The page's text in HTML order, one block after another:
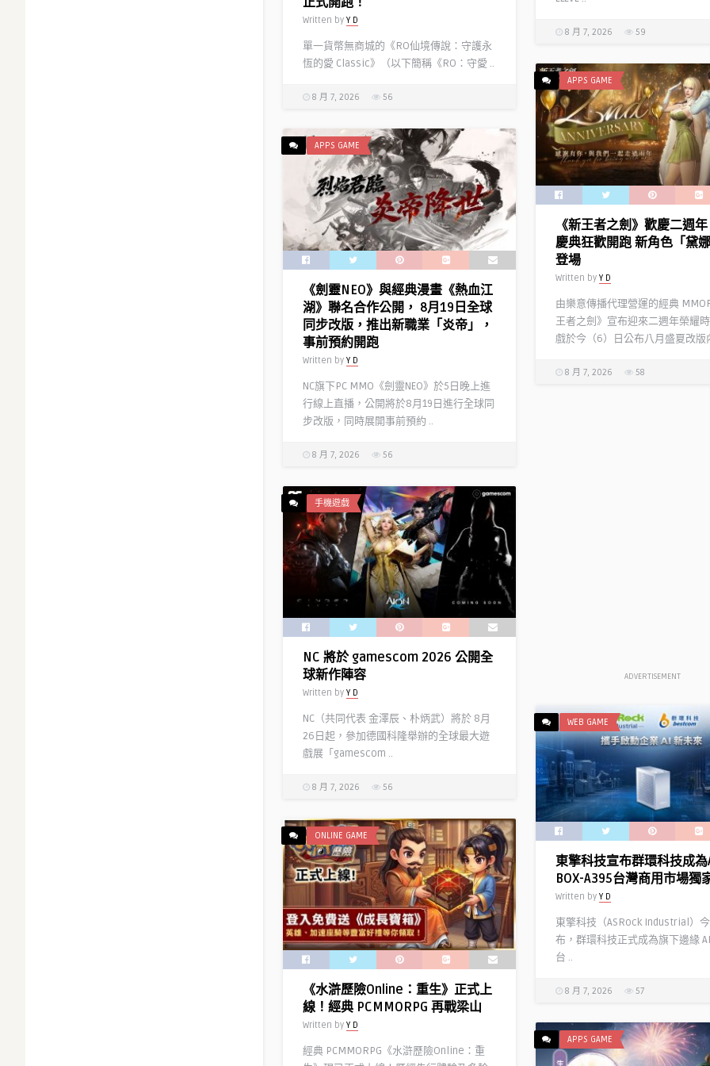
8 月 7, 2026 59
Written by Y D
單一貨幣無商城的《RO仙境傳說：守護永
恆的愛 Classic》（以下簡稱《RO：守愛 ..
8 月 7, 2026 56
APPS GAME
《新王者之劍》歡慶二週
慶典狂歡開跑 新角色「黛
登場
Written by Y D
由樂意傳播代理營運的經典
王者之劍》宣布迎來二週年榮耀
戲於今（6）日公布八月盛夏改版
8 月 7, 2026 58
APPS GAME
《劍靈NEO》與經典漫畫《熱血江
湖》聯名合作公開， 8月19日全球
同步改版，推出新職業「炎帝」，
事前預約開跑
Written by Y D
NC旗下PC MMO《劍靈NEO》於5日晚上進
行線上直播，公開將於8月19日進行全球同
步改版，同時展開事前預約 ..
8 月 7, 2026 56
ADVERTISEMENT
手機遊戲
NC 將於 gamescom 2026 公開全
球新作陣容
Written by Y D
NC（共同代表 金澤辰、朴炳武）將於 8月
26日起，參加德國科隆舉辦的全球最大遊
戲展「gamescom ..
8 月 7, 2026 56
WEB GAME
東擎科技宣布群環科技成為
BOX-A395台灣商用市場獨
Written by Y D
東擎科技（ASRock Industrial）
布，群環科技正式成為旗下邊緣
台 ..
8 月 7, 2026 57
ONLINE GAME
《水滸歷險Online：重生》正式上
線！經典 PCMMORPG 再戰梁山
Written by Y D
經典 PCMMORPG《水滸歷險Online：重
APPS GAME